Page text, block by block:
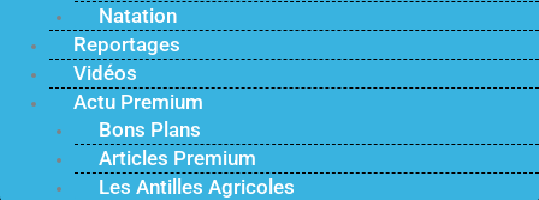
Natation
Reportages
Vidéos
Actu Premium
Bons Plans
Articles Premium
Les Antilles Agricoles